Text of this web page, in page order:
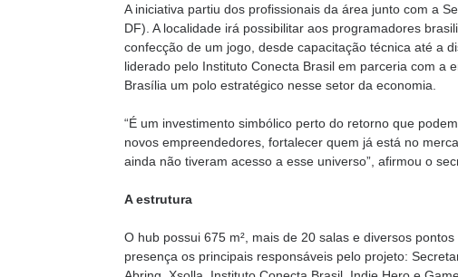
A iniciativa partiu dos profissionais da área junto com a
DF). A localidade irá possibilitar aos programadores
confecção de um jogo, desde capacitação técnica até a
liderado pelo Instituto Conecta Brasil em parceria com a
Brasília um polo estratégico nesse setor da economia.
“É um investimento simbólico perto do retorno que
novos empreendedores, fortalecer quem já está no
ainda não tiveram acesso a esse universo”, afirmou o
A estrutura
O hub possui 675 m², mais de 20 salas e diversos
presença os principais responsáveis pelo projeto: